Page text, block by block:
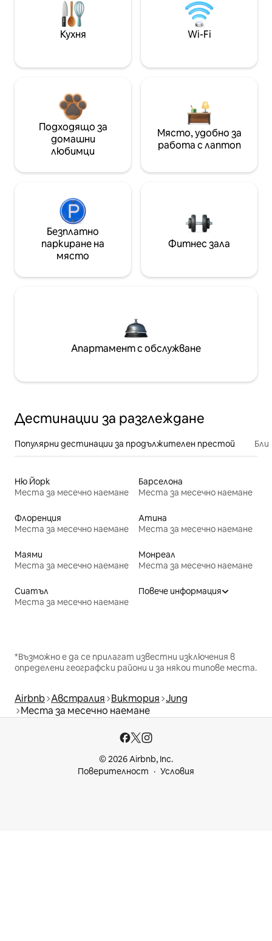
Кухня Wi-Fi
Подходящо за
домашни
любимци
Място, удобно за
работа с лаптоп
Безплатно
паркиране на
място
Фитнес зала
Апартамент с обслужване
Дестинации за разглеждане
Популярни дестинации за продължителен престой
Ню Йорк
Места за месечно наемане
Барселона
Места за месечно наемане
Флоренция
Места за месечно наемане
Атина
Места за месечно наемане
Маями
Места за месечно наемане
Монреал
Места за месечно наемане
Сиатъл
Места за месечно наемане
Повече информация
*Възможно е да се прилагат известни изключения в
определени географски райони и за някои типове места.
Airbnb Австралия Виктория Jung
Места за месечно наемане
© 2026 Airbnb, Inc.
Поверителност
Условия